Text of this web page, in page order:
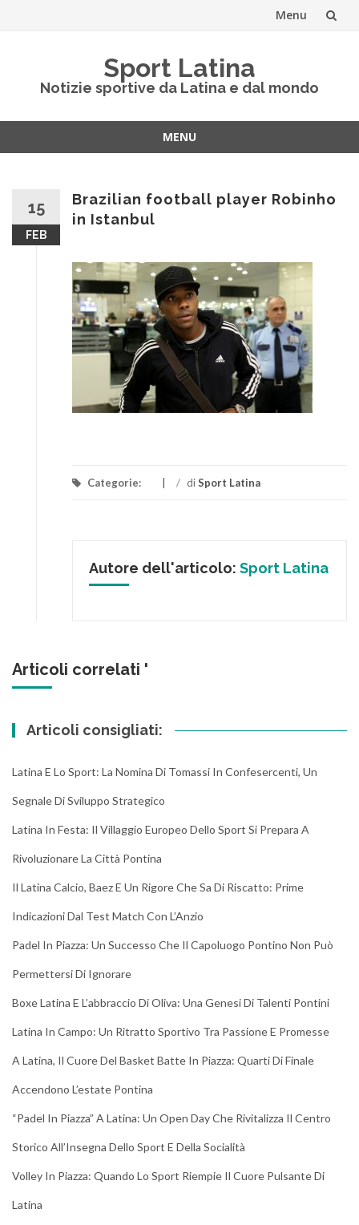
Menu
Sport Latina
Notizie sportive da Latina e dal mondo
MENU
15
FEB
Brazilian football player Robinho
in Istanbul
Categorie: / diSport Latina
Autore dell'articolo: Sport Latina
Articoli correlati '
Articoli consigliati:
Latina E Lo Sport: La Nomina Di Tomassi In Confesercenti, Un
Segnale Di Sviluppo Strategico
Latina In Festa: Il Villaggio Europeo Dello Sport Si Prepara A
Rivoluzionare La Città Pontina
Il Latina Calcio, Baez E Un Rigore Che Sa Di Riscatto: Prime
Indicazioni Dal Test Match Con L’Anzio
Padel In Piazza: Un Successo Che Il Capoluogo Pontino Non Può
Permettersi Di Ignorare
Boxe Latina E L’abbraccio Di Oliva: Una Genesi Di Talenti Pontini
Latina In Campo: Un Ritratto Sportivo Tra Passione E Promesse
A Latina, Il Cuore Del Basket Batte In Piazza: Quarti Di Finale
Accendono L’estate Pontina
“Padel In Piazza” A Latina: Un Open Day Che Rivitalizza Il Centro
Storico All’Insegna Dello Sport E Della Socialità
Volley In Piazza: Quando Lo Sport Riempie Il Cuore Pulsante Di
Latina